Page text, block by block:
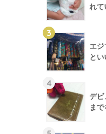
れて
3
エジ
と
4
デビ
ま